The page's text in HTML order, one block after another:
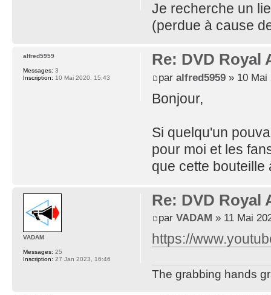
Je recherche un
(perdue à cause
Re: DVD Royal
par alfred5959» 10 Mai
Bonjour,
Si quelqu'un
pour moi et les
que cette bouteille
alfred5959
Messages: 3
Inscription: 10 Mai 2020, 15:43
Re: DVD Royal
par VADAM » 11 Mai
https://
The grabbing hands
VADAM
Messages: 25
Inscription: 27 Jan 2023, 16:46